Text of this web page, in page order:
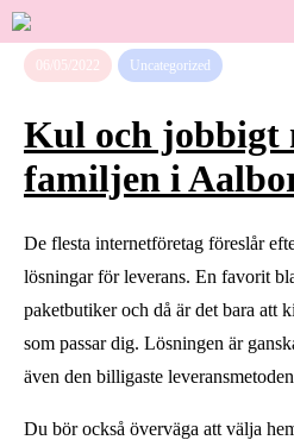
06/05/2022 Uncategorized
Kul och jobbigt
familjen i
De flesta internetföretag föreslår
lösningar för leverans. En favorit
paketbutiker och då är det bara att
som passar dig. Lösningen är
även den billigaste
Du bör också överväga att välja